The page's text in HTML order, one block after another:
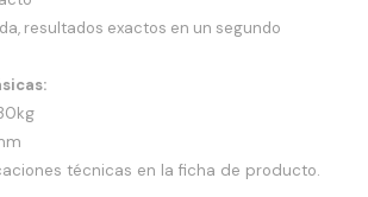
resultados exactos en un segundo
técnicas en la ficha de producto.